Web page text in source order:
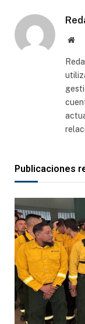
Publicaciones